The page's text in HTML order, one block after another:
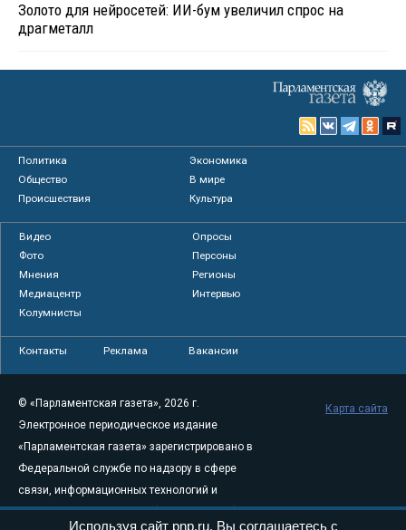
Золото для нейросетей: ИИ-бум увеличил спрос на
драгметалл
Политика
Экономика
Общество
В мире
Происшествия
Культура
Видео
Опросы
Фото
Персоны
Мнения
Регионы
Медиацентр
Интервью
Колумнисты
Контакты Реклама Вакансии
© «Парламентская газета», 2026 г.
Электронное периодическое издание
«Парламентская газета» зарегистрировано в
Федеральной службе по надзору в сфере
связи, информационных технологий и
массовых коммуникаций (Роскомнадзор) 05
Карта сайта
Используя сайт pnp.ru, Вы соглашаетесь с